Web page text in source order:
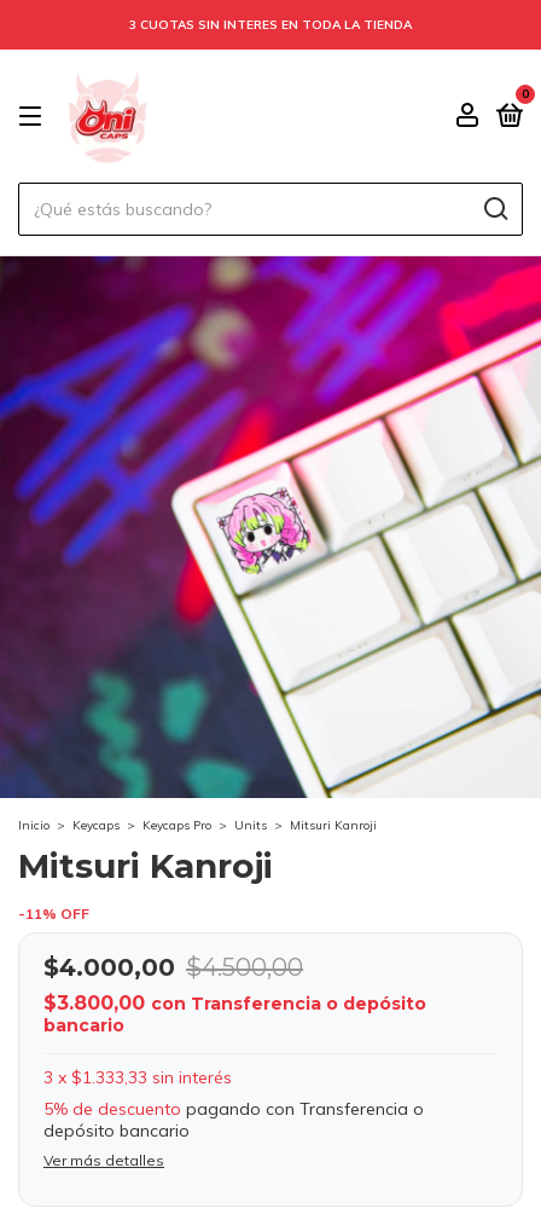
3 CUOTAS SIN INTERES EN TODA LA TIENDA
0
Inicio > Keycaps > Keycaps Pro > Units > Mitsuri Kanroji
Mitsuri Kanroji
-11% OFF
$4.000,00 $4.500,00
$3.800,00 con Transferencia o depósito
bancario
3 x $1.333,33 sin interés
5% de descuento pagando con Transferencia o
depósito bancario
Ver más detalles